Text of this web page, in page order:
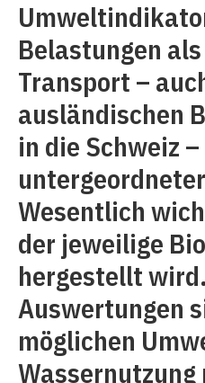
Belastungen
Transport –
ausländischen
in die Schweiz
Wesentlich
der jeweilige
hergestellt
Auswertungen
möglichen